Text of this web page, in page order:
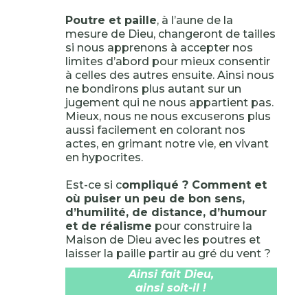
Poutre et paille, à l’aune de la
mesure de Dieu, changeront de tailles
si nous apprenons à accepter nos
limites d’abord pour mieux consentir
à celles des autres ensuite. Ainsi nous
ne bondirons plus autant sur un
jugement qui ne nous appartient pas.
Mieux, nous ne nous excuserons plus
aussi facilement en colorant nos
actes, en grimant notre vie, en vivant
en hypocrites.
Est-ce si compliqué ? Comment et
où puiser un peu de bon sens,
d’humilité, de distance, d’humour
et de réalisme pour construire la
Maison de Dieu avec les poutres et
laisser la paille partir au gré du vent ?
Ainsi fait Dieu,
ainsi soit-il !